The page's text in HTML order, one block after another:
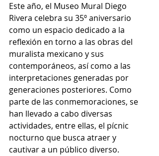
Este año, el Museo Mural Diego
Rivera celebra su 35º aniversario
como un espacio dedicado a la
reflexión en torno a las obras del
muralista mexicano y sus
contemporáneos, así como a las
interpretaciones generadas por
generaciones posteriores. Como
parte de las conmemoraciones, se
han llevado a cabo diversas
actividades, entre ellas, el pícnic
nocturno que busca atraer y
cautivar a un público diverso.